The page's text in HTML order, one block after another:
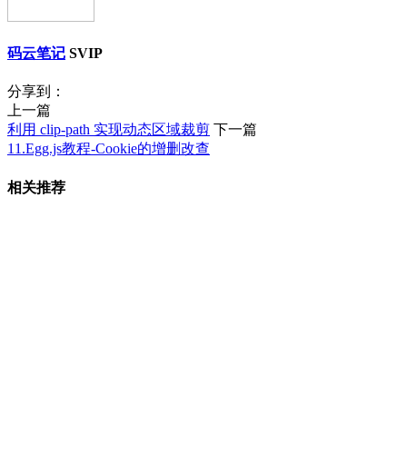
码云笔记 SVIP
分享到：
上一篇
利用 clip-path 实现动态区域裁剪 下一篇
11.Egg.js教程-Cookie的增删改查
相关推荐